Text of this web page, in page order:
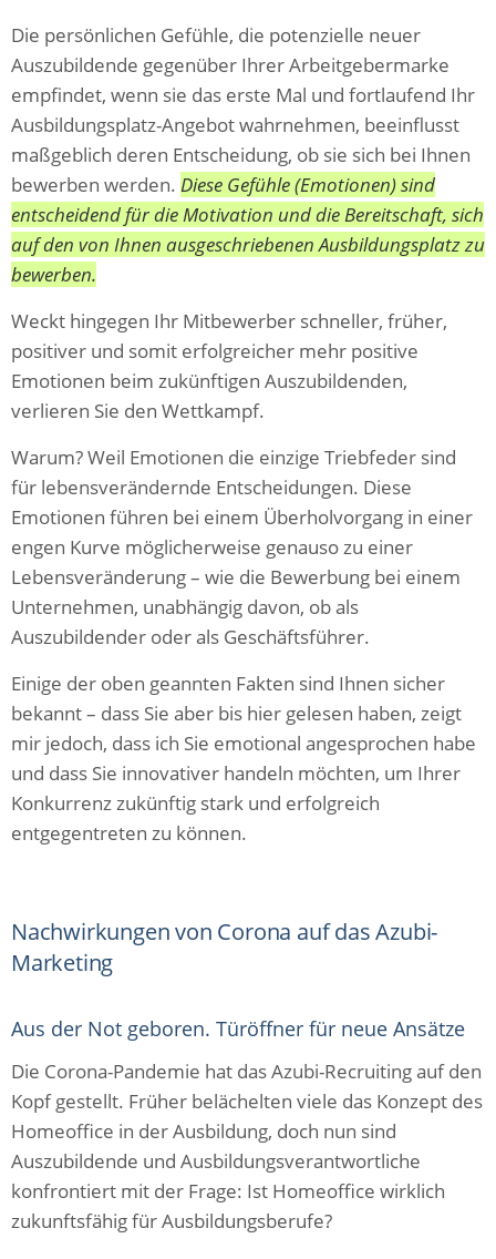
Die persönlichen Gefühle, die potenzielle neuer
Auszubildende gegenüber Ihrer Arbeitgebermarke
empfindet, wenn sie das erste Mal und fortlaufend Ihr
Ausbildungsplatz-Angebot wahrnehmen, beeinflusst
maßgeblich deren Entscheidung, ob sie sich bei Ihnen
bewerben werden. Diese Gefühle (Emotionen) sind
entscheidend für die Motivation und die Bereitschaft, sich
auf den von Ihnen ausgeschriebenen Ausbildungsplatz zu
bewerben.
Weckt hingegen Ihr Mitbewerber schneller, früher,
positiver und somit erfolgreicher mehr positive
Emotionen beim zukünftigen Auszubildenden,
verlieren Sie den Wettkampf.
Warum? Weil Emotionen die einzige Triebfeder sind
für lebensverändernde Entscheidungen. Diese
Emotionen führen bei einem Überholvorgang in einer
engen Kurve möglicherweise genauso zu einer
Lebensveränderung – wie die Bewerbung bei einem
Unternehmen, unabhängig davon, ob als
Auszubildender oder als Geschäftsführer.
Einige der oben geannten Fakten sind Ihnen sicher
bekannt – dass Sie aber bis hier gelesen haben, zeigt
mir jedoch, dass ich Sie emotional angesprochen habe
und dass Sie innovativer handeln möchten, um Ihrer
Konkurrenz zukünftig stark und erfolgreich
entgegentreten zu können.
Nachwirkungen von Corona auf das Azubi-
Marketing
Aus der Not geboren. Türöffner für neue Ansätze
Die Corona-Pandemie hat das Azubi-Recruiting auf den
Kopf gestellt. Früher belächelten viele das Konzept des
Homeoffice in der Ausbildung, doch nun sind
Auszubildende und Ausbildungsverantwortliche
konfrontiert mit der Frage: Ist Homeoffice wirklich
zukunftsfähig für Ausbildungsberufe?